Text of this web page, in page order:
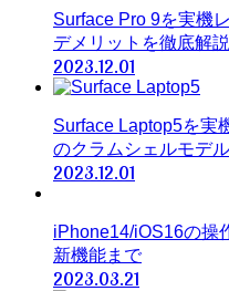
Surface Pro 9を実機
デメリットを徹底解説
2023.12.01
Surface Laptop5を実
のクラムシェルモデル
2023.12.01
iPhone14/iOS16の操
新機能まで
2023.03.21